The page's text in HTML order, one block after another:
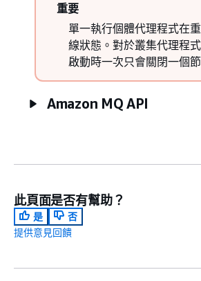
重要
單一執行個體代理程式在
線狀態。對於叢集代理程
啟動時一次只會關閉一個節
Amazon MQ API
此頁面是否有幫助？
是
否
提供意見回饋